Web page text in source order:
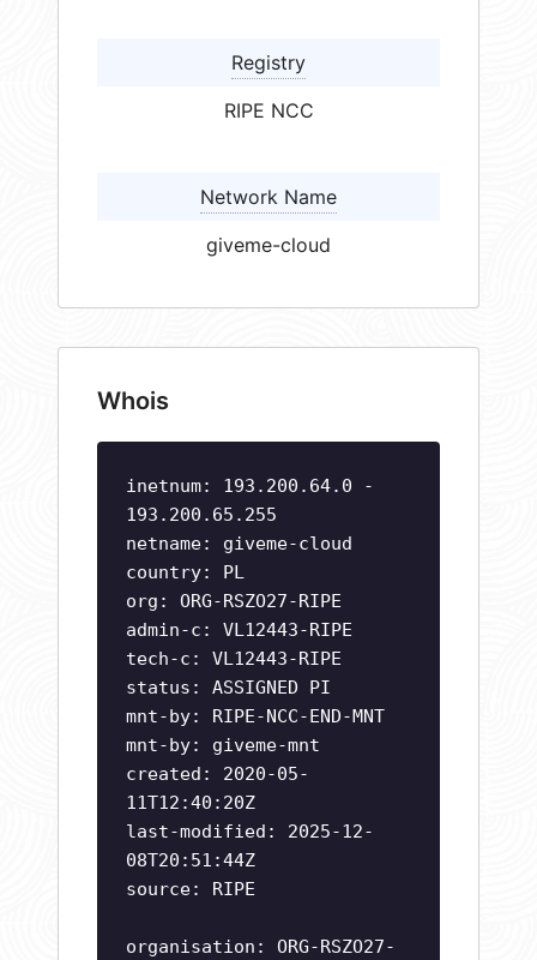
Registry
RIPE NCC
Network Name
giveme-cloud
Whois
inetnum: 193.200.64.0 -
193.200.65.255
netname: giveme-cloud
country: PL
org: ORG-RSZO27-RIPE
admin-c: VL12443-RIPE
tech-c: VL12443-RIPE
status: ASSIGNED PI
mnt-by: RIPE-NCC-END-MNT
mnt-by: giveme-mnt
created: 2020-05-
11T12:40:20Z
last-modified: 2025-12-
08T20:51:44Z
source: RIPE
organisation: ORG-RSZO27-